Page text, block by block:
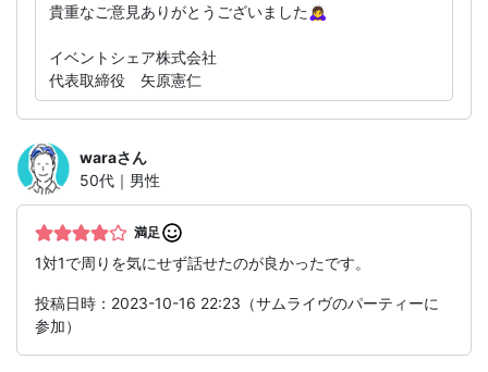
貴重なご意見ありがとうございました🙇‍♀️
イベントシェア株式会社
代表取締役 矢原憲仁
waraさん
50代｜男性
満足
1対1で周りを気にせず話せたのが良かったです。
投稿日時：2023-10-16 22:23（サムライヴのパーティーに
参加）